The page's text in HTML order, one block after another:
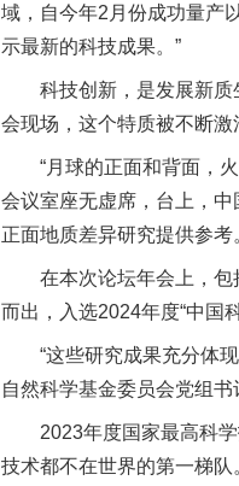
域，自今年2月份成功量产
示最新的科技成果。”
科技创新，是发展新质生
会现场，这个特质被不断激
“月球的正面和背面，火
会议室座无虚席，台上，
正面地质差异研究提供参考
在本次论坛年会上，包括
而出，入选2024年度“中国
“这些研究成果充分体现
自然科学基金委员会党组书
2023年度国家最高科学
技术都不在世界的第一梯队